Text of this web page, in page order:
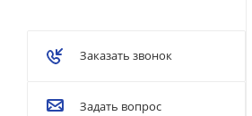
Заказать звонок
Задать вопрос